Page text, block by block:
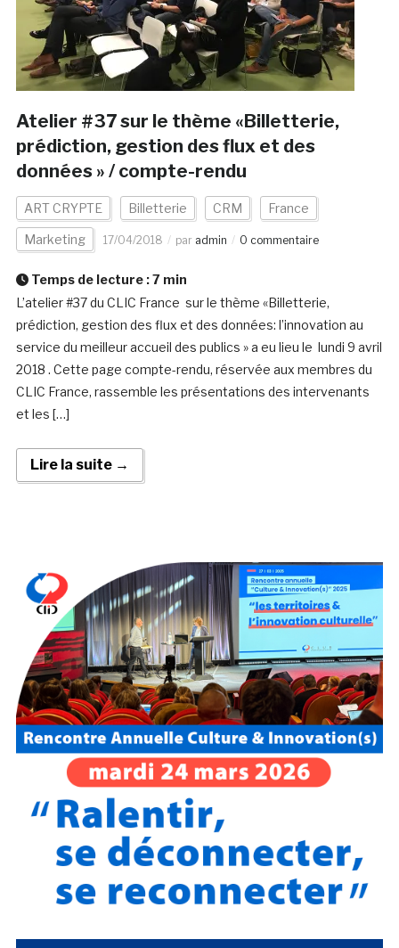
Atelier #37 sur le thème «Billetterie,
prédiction, gestion des flux et des
données » / compte-rendu
ART CRYPTE Billetterie CRM France
Marketing 17/04/2018 par admin 0 commentaire
Temps de lecture :7 min
L’atelier #37 du CLIC France sur le thème «Billetterie,
prédiction, gestion des flux et des données: l’innovation au
service du meilleur accueil des publics » a eu lieu le lundi 9 avril
2018 . Cette page compte-rendu, réservée aux membres du
CLIC France, rassemble les présentations des intervenants
et les […]
Lire la suite →